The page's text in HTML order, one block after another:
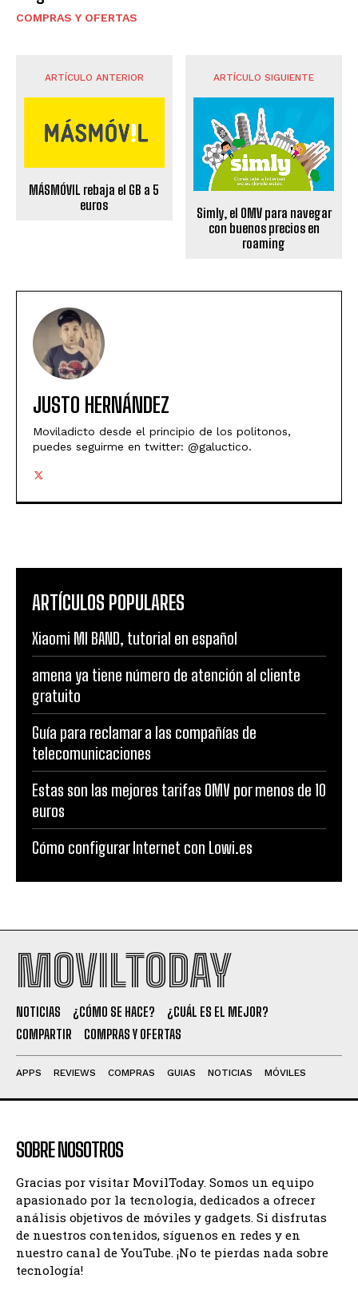
COMPRAS Y OFERTAS
ARTÍCULO ANTERIOR
MÁSMÓVIL rebaja el GB a 5
euros
ARTÍCULO SIGUIENTE
Simly, el OMV para navegar
con buenos precios en
roaming
JUSTO HERNÁNDEZ
Moviladicto desde el principio de los politonos,
puedes seguirme en twitter: @galuctico.
ARTÍCULOS POPULARES
Xiaomi MI BAND, tutorial en español
amena ya tiene número de atención al cliente
gratuito
Guía para reclamar a las compañías de
telecomunicaciones
Estas son las mejores tarifas OMV por menos de 10
euros
Cómo configurar Internet con Lowi.es
MOVILTODAY
NOTICIAS ¿CÓMO SE HACE?
¿CUÁL ES EL MEJOR?
COMPARTIR
COMPRAS Y OFERTAS
APPS REVIEWS COMPRAS GUIAS NOTICIAS MÓVILES
SOBRE NOSOTROS
Gracias por visitar MovilToday. Somos un equipo
apasionado por la tecnología, dedicados a ofrecer
análisis objetivos de móviles y gadgets. Si disfrutas
de nuestros contenidos, síguenos en redes y en
nuestro canal de YouTube. ¡No te pierdas nada sobre
tecnología!